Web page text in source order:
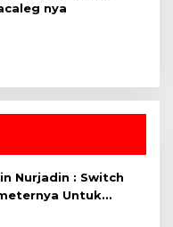
nya
Nurjadin : Switch
Untuk